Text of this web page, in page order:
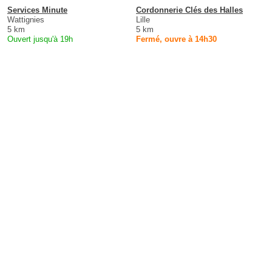
Services Minute
Wattignies
5 km
Ouvert jusqu'à 19h
Cordonnerie Clés des Halles
Lille
5 km
Fermé, ouvre à 14h30